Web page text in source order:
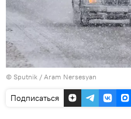
© Sputnik / Aram Nersesyan
Подписаться